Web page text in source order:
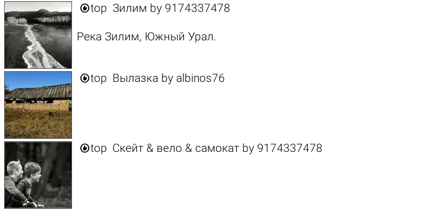
top Зилим by 9174337478
Река Зилим, Южный Урал.
top Вылазка by albinos76
top Скейт & вело & самокат by 9174337478